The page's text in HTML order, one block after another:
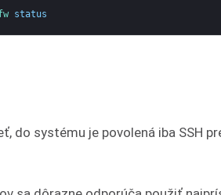
status
do systému je povolená iba SSH